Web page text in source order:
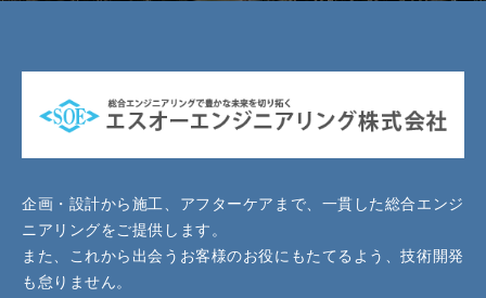
企画・設計から施工、アフターケアまで、一貫した総合エンジ
ニアリングをご提供します。
また、これから出会うお客様のお役にもたてるよう、技術開発
も怠りません。